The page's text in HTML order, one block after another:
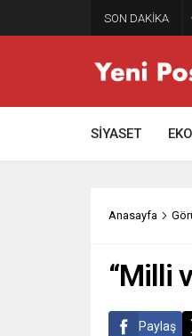
SON DAKİKA
SİYASET
Anasayfa
“Milli
Paylaş